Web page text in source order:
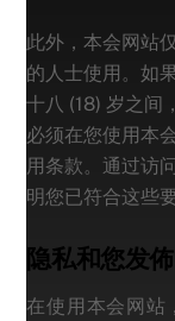
此外，本会网站
的人士使用。如
十八 (18) 岁之间
必须在您使用本
用条款。通过访
明您已符合这些要
隐私和您发
在使用本会网站